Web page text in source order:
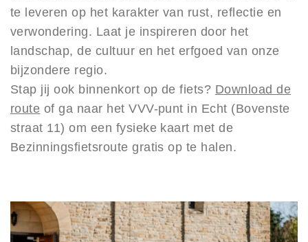
te leveren op het karakter van rust, reflectie en
verwondering. Laat je inspireren door het
landschap, de cultuur en het erfgoed van onze
bijzondere regio.
Stap jij ook binnenkort op de fiets? Download de
route of ga naar het VVV-punt in Echt (Bovenste
straat 11) om een fysieke kaart met de
Bezinningsfietsroute gratis op te halen.